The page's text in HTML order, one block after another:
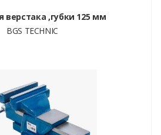
верстака ,губки 125 мм
BGS TECHNIC